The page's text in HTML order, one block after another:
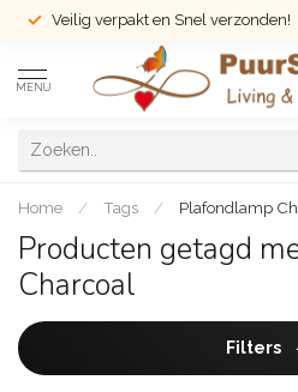
Veilig verpakt en Snel verzonden!
MENU
Home / Tags / Plafondlamp
Producten getagd
Charcoal
Filters